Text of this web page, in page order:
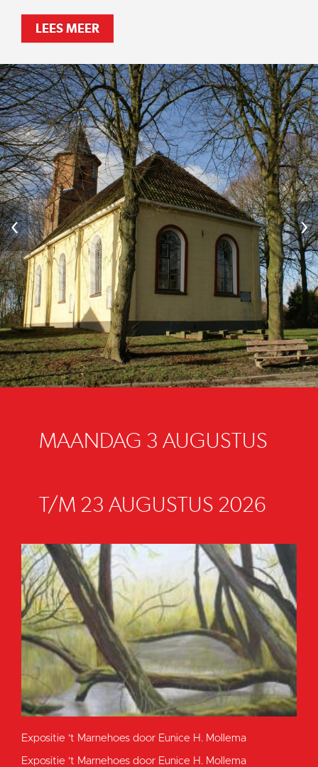
LEES MEER
‹ ›
MAANDAG 3 AUGUSTUS
T/M 23 AUGUSTUS 2026
Expositie 't Marnehoes door Eunice H. Mollema
Expositie 't Marnehoes door Eunice H. Mollema